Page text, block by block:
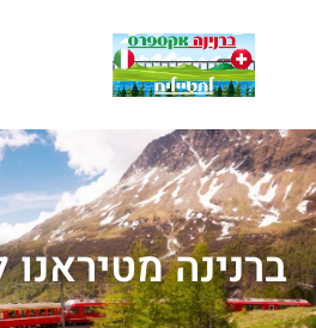
ברנינה